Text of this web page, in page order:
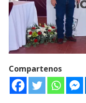
Compartenos